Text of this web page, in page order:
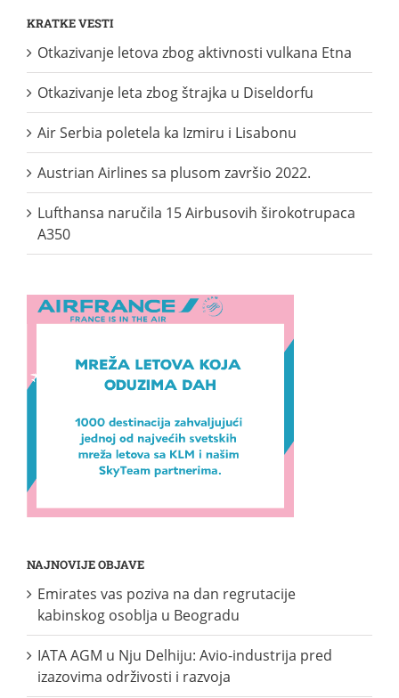
KRATKE VESTI
Otkazivanje letova zbog aktivnosti vulkana Etna
Otkazivanje leta zbog štrajka u Diseldorfu
Air Serbia poletela ka Izmiru i Lisabonu
Austrian Airlines sa plusom završio 2022.
Lufthansa naručila 15 Airbusovih širokotrupaca
A350
NAJNOVIJE OBJAVE
Emirates vas poziva na dan regrutacije
kabinskog osoblja u Beogradu
IATA AGM u Nju Delhiju: Avio-industrija pred
izazovima održivosti i razvoja